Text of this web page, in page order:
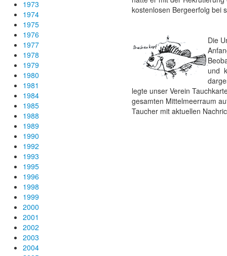
1973
1974
1975
1976
1977
1978
1979
1980
1981
1984
1985
1988
1989
1990
1992
1993
1995
1996
1998
1999
2000
2001
2002
2003
2004
kostenlosen Bergeerfolg bei
Die
und
legte unser Verein
gesamten Mittelmeerraum
Taucher mit aktuellen